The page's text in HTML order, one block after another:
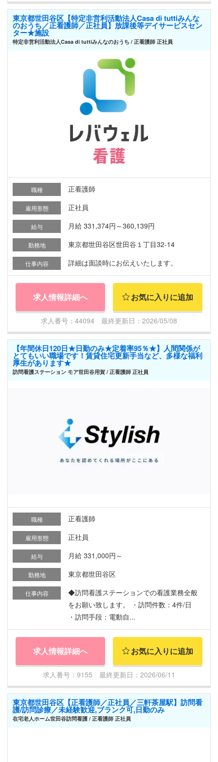
東京都世田谷区【特定非営利活動法人Casa di tuttiみんな
のおうち／正看護師／正社員】放課後等デイサービスセン
ター★施設
特定非営利活動法人Casa di tuttiみんなのおうち / 正看護師 正社員
職種 正看護師
雇用形態 正社員
給与 月給 331,374円～360,139円
勤務地 東京都世田谷区世田谷１丁目32-14
仕事内容 詳細は面談時にお伝えいたします。
求人情報詳細へ お気に入りに追加
求人番号：44094 最終更新日：2026/05/08
【年間休日120日★日勤のみ★定着率95％★】人間関係が
とてもいい職場です！賃貸住宅更新手当など、多様な福利
厚生があります★
訪問看護ステーション モア世田谷用賀 / 正看護師 正社員
職種 正看護師
雇用形態 正社員
給与 月給 331,000円～
勤務地 東京都世田谷区
仕事内容
◆訪問看護ステーションでの看護業務全般
をお願い致します。 ・訪問件数：4件/日
・訪問手段：電動自...
求人情報詳細へ お気に入りに追加
求人番号：9155 最終更新日：2026/06/11
東京都世田谷区【正看護師／正社員／三軒茶屋駅】訪問看
護/訪問診療／未経験歓迎,ブランク可,日勤のみ
在宅老人ホーム世田谷訪問看護 / 正看護師 正社員